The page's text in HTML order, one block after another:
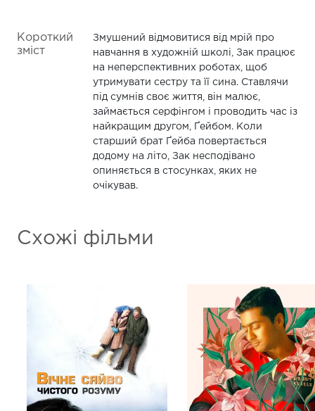
Короткий
зміст
Змушений відмовитися від мрій про
навчання в художній школі, Зак працює
на неперспективних роботах, щоб
утримувати сестру та її сина. Ставлячи
під сумнів своє життя, він малює,
займається серфінгом і проводить час із
найкращим другом, Ґейбом. Коли
старший брат Ґейба повертається
додому на літо, Зак несподівано
опиняється в стосунках, яких не
очікував.
Схожі фільми